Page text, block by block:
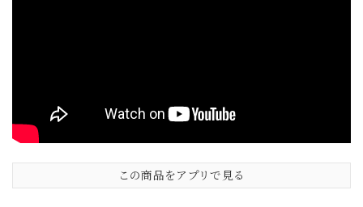
この商品をアプリで見る